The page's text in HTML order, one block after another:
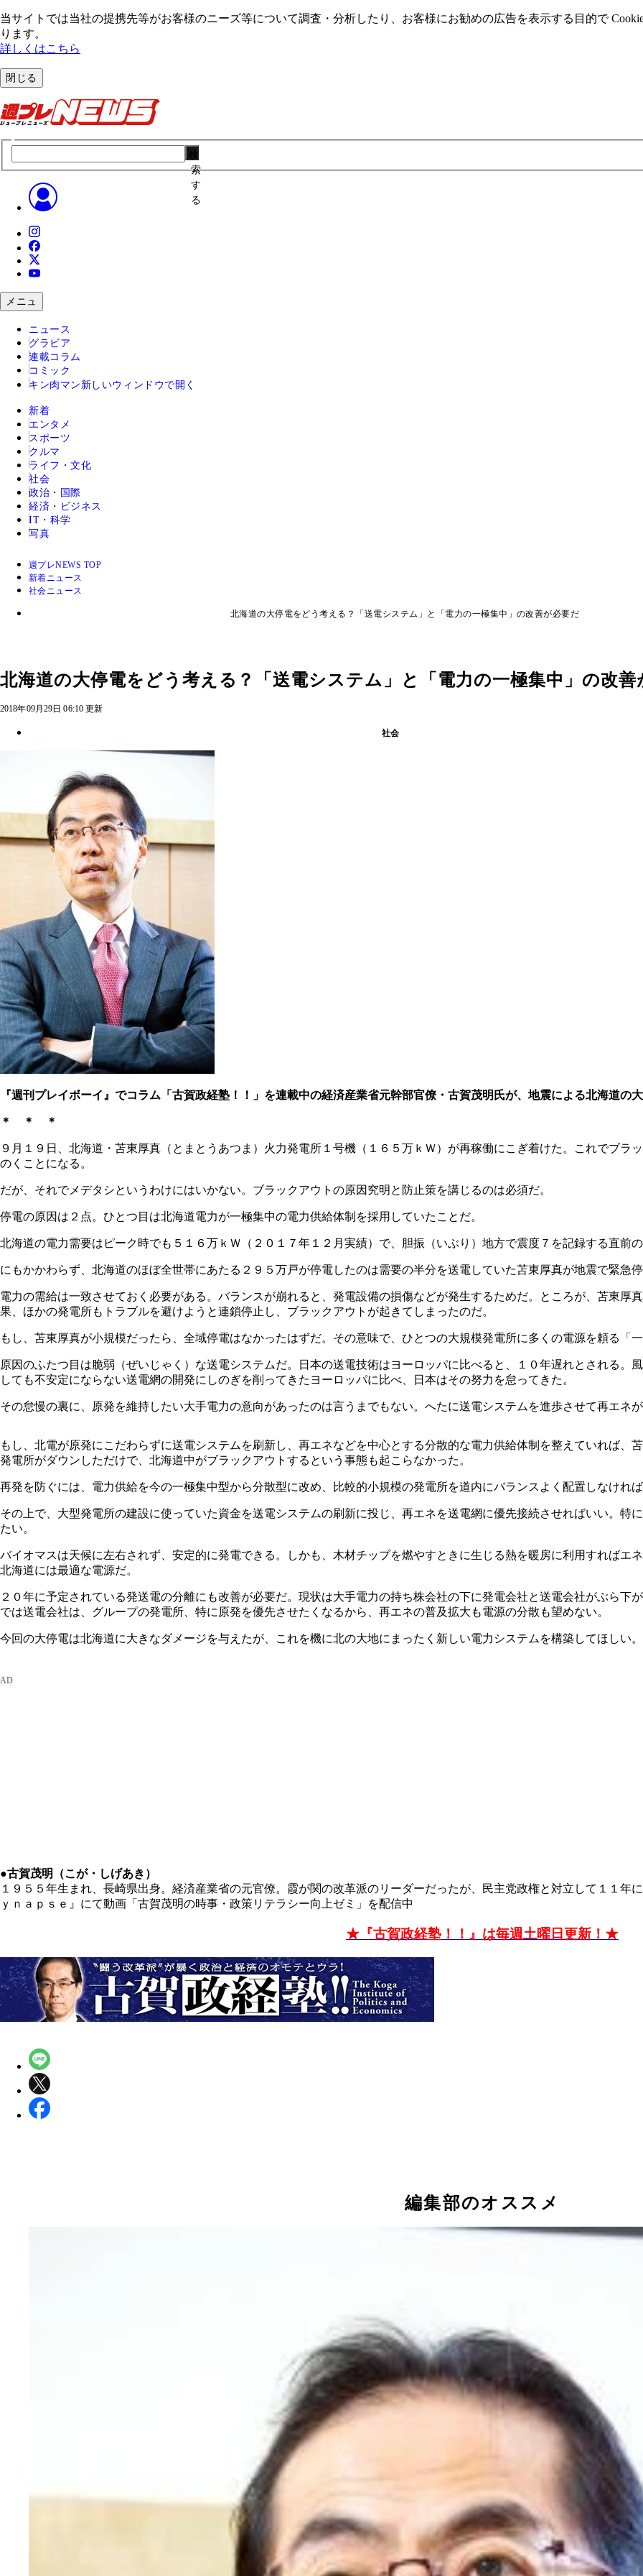
当サイトでは当社の提携先等がお客様のニーズ等について調査・分析したり、お客様にお勧めの広告を表⽰する⽬的で
ります。
詳しくはこちら
閉じる
索
す
る
メニュ
ニュース
グラビア
連載コラム
コミック
キン肉マン 新しいウィンドウで開く
新着
エンタメ
スポーツ
クルマ
ライフ・文化
社会
政治・国際
経済・ビジネス
IT・科学
写真
週プレNEWS TOP
新着ニュース
社会ニュース
北海道の大停電をどう考える？「送電システム」と「電力の一極集中」の改善が必要だ
北海道の大停電をどう考える？「送電システム」と「電力の一極集中」の改善
2018年09月29日 06:10 更新
社会
『週刊プレイボーイ』でコラム「古賀政経塾！！」を連載中の経済産業省元幹部官僚・古賀茂明氏が、地震による北海道の
＊ ＊ ＊
９月１９日、北海道・苫東厚真（とまとうあつま）火力発電所１号機（１６５万ｋＷ）が再稼働にこぎ着けた。これでブラ
のくことになる。
だが、それでメデタシというわけにはいかない。ブラックアウトの原因究明と防止策を講じるのは必須だ。
停電の原因は２点。ひとつ目は北海道電力が一極集中の電力供給体制を採用していたことだ。
北海道の電力需要はピーク時でも５１６万ｋＷ（２０１７年１２月実績）で、胆振（いぶり）地方で震度７を記録する直前
にもかかわらず、北海道のほぼ全世帯にあたる２９５万戸が停電したのは需要の半分を送電していた苫東厚真が地震で緊急
電力の需給は一致させておく必要がある。バランスが崩れると、発電設備の損傷などが発生するためだ。ところが、苫東厚
果、ほかの発電所もトラブルを避けようと連鎖停止し、ブラックアウトが起きてしまったのだ。
もし、苫東厚真が小規模だったら、全域停電はなかったはずだ。その意味で、ひとつの大規模発電所に多くの電源を頼る「
原因のふたつ目は脆弱（ぜいじゃく）な送電システムだ。日本の送電技術はヨーロッパに比べると、１０年遅れとされる。
しても不安定にならない送電網の開発にしのぎを削ってきたヨーロッパに比べ、日本はその努力を怠ってきた。
その怠慢の裏に、原発を維持したい大手電力の意向があったのは言うまでもない。へたに送電システムを進歩させて再エネ
もし、北電が原発にこだわらずに送電システムを刷新し、再エネなどを中心とする分散的な電力供給体制を整えていれば、
発電所がダウンしただけで、北海道中がブラックアウトするという事態も起こらなかった。
再発を防ぐには、電力供給を今の一極集中型から分散型に改め、比較的小規模の発電所を道内にバランスよく配置しなけれ
その上で、大型発電所の建設に使っていた資金を送電システムの刷新に投じ、再エネを送電網に優先接続させればいい。特
たい。
バイオマスは天候に左右されず、安定的に発電できる。しかも、木材チップを燃やすときに生じる熱を暖房に利用すればエ
北海道には最適な電源だ。
２０年に予定されている発送電の分離にも改善が必要だ。現状は大手電力の持ち株会社の下に発電会社と送電会社がぶら下
では送電会社は、グループの発電所、特に原発を優先させたくなるから、再エネの普及拡大も電源の分散も望めない。
今回の大停電は北海道に大きなダメージを与えたが、これを機に北の大地にまったく新しい電力システムを構築してほしい。
●古賀茂明（こが・しげあき）
１９５５年生まれ、長崎県出身。経済産業省の元官僚。霞が関の改革派のリーダーだったが、民主党政権と対立して１１年
ｙｎａｐｓｅ』にて動画「古賀茂明の時事・政策リテラシー向上ゼミ」を配信中
★『古賀政経塾！！』は毎週土曜日更新！★
編集部のオススメ